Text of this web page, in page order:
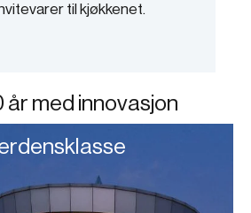
til kjøkkenet.
år med innovasjon